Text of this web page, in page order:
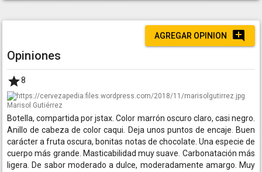
AGREGAR OPINION
Opiniones
8
Marisol Gutiérrez
Botella, compartida por jstax. Color marrón oscuro claro, casi negro.
Anillo de cabeza de color caqui. Deja unos puntos de encaje. Buen
carácter a fruta oscura, bonitas notas de chocolate. Una especie de
cuerpo más grande. Masticabilidad muy suave. Carbonatación más
ligera. De sabor moderado a dulce, moderadamente amargo. Muy